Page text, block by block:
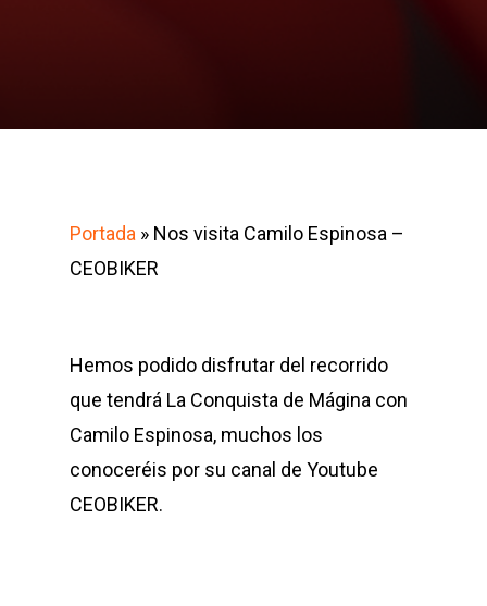
Portada » Nos visita Camilo Espinosa –
CEOBIKER
Hemos podido disfrutar del recorrido
que tendrá La Conquista de Mágina con
Camilo Espinosa, muchos los
conoceréis por su canal de Youtube
CEOBIKER.